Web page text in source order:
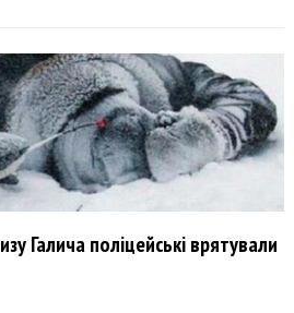
Галича поліцейські врятували